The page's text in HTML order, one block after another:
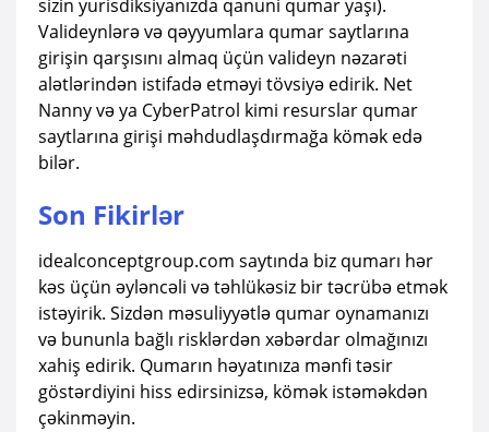
sizin yurisdiksiyanızda qanuni qumar yaşı).
Valideynlərə və qəyyumlara qumar saytlarına
girişin qarşısını almaq üçün valideyn nəzarəti
alətlərindən istifadə etməyi tövsiyə edirik. Net
Nanny və ya CyberPatrol kimi resurslar qumar
saytlarına girişi məhdudlaşdırmağa kömək edə
bilər.
Son Fikirlər
idealconceptgroup.com saytında biz qumarı hər
kəs üçün əyləncəli və təhlükəsiz bir təcrübə etmək
istəyirik. Sizdən məsuliyyətlə qumar oynamanızı
və bununla bağlı risklərdən xəbərdar olmağınızı
xahiş edirik. Qumarın həyatınıza mənfi təsir
göstərdiyini hiss edirsinizsə, kömək istəməkdən
çəkinməyin.